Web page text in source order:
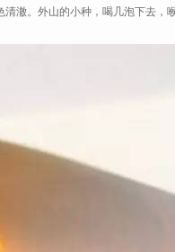
澈。外山的小种，喝几泡下去，